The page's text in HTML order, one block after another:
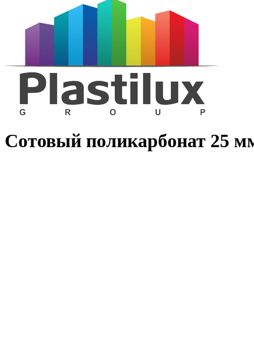
Сотовый поликарбонат 25